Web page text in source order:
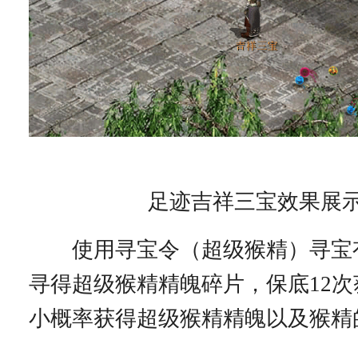
足迹吉祥三宝效果展
使用寻宝令（超级猴精）寻宝
寻得超级猴精精魄碎片，保底12
小概率获得超级猴精精魄以及猴